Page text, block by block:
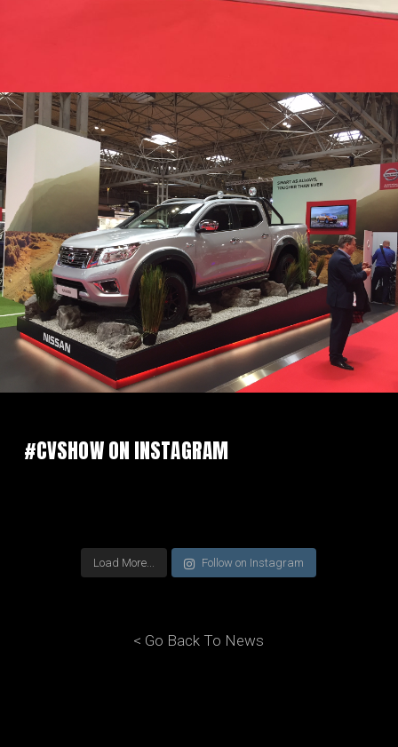
#CVSHOW ON INSTAGRAM
Load More... Follow on Instagram
< Go Back To News